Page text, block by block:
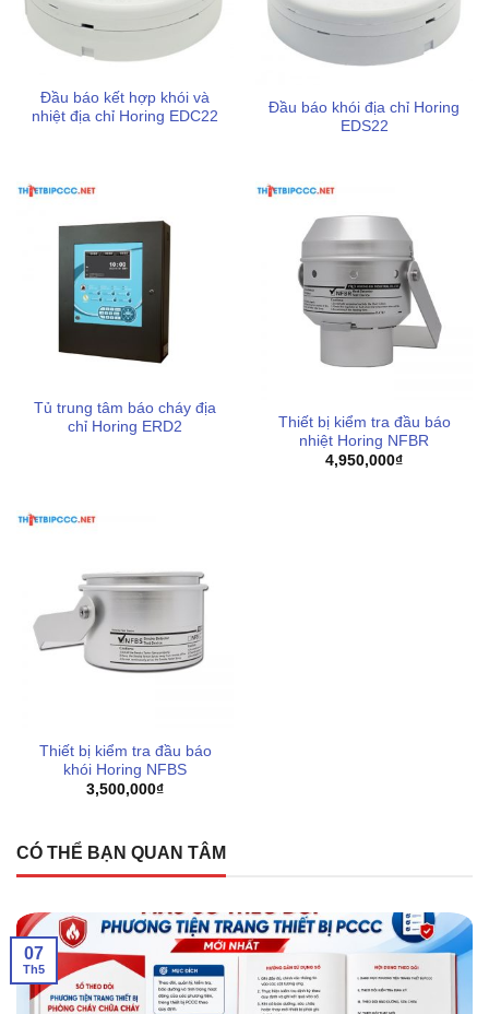
cháy địa chỉ khác, xin vui lòng liên hệ hotline 0898123114
để được hỗ trợ nhanh nhất.
Đầu báo kết hợp khói và
nhiệt địa chỉ Horing EDC22
Đầu báo khói địa chỉ Horing
EDS22
Tủ trung tâm báo cháy địa
chỉ Horing ERD2
Thiết bị kiểm tra đầu báo
nhiệt Horing NFBR
4,950,000₫
Thiết bị kiểm tra đầu báo
khói Horing NFBS
3,500,000₫
CÓ THỂ BẠN QUAN TÂM
07
Th5